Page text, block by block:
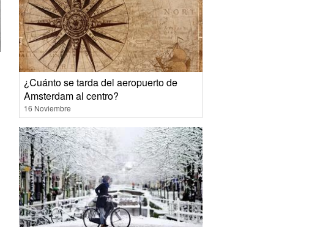
¿Cuánto se tarda del aeropuerto de
Amsterdam al centro?
16 Noviembre